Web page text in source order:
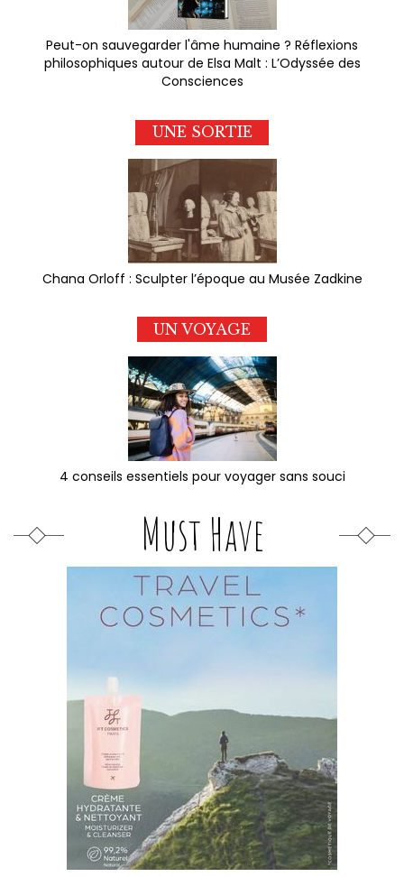
Peut-on sauvegarder l'âme humaine ? Réflexions
philosophiques autour de Elsa Malt : L’Odyssée des
Consciences
UNE SORTIE
Chana Orloff : Sculpter l’époque au Musée Zadkine
UN VOYAGE
4 conseils essentiels pour voyager sans souci
Must Have